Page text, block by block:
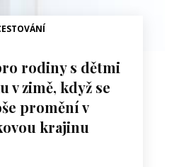
rodiny s dětmi
v zimě, když se
promění v
krajinu